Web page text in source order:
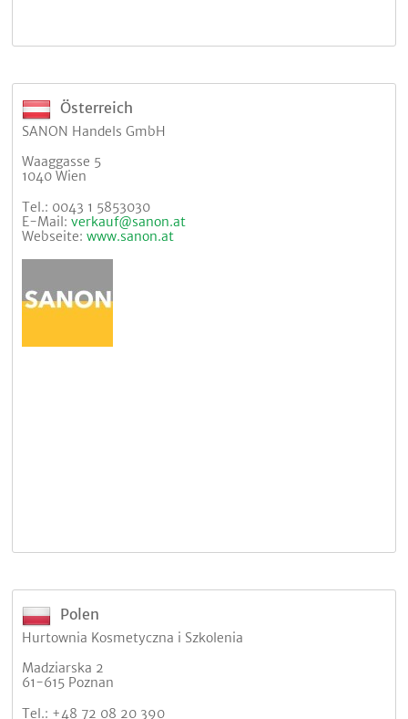
Österreich
SANON Handels GmbH
Waaggasse 5
1040 Wien
Tel.: 0043 1 5853030
E-Mail:verkauf@sanon.at
Webseite:www.sanon.at
Polen
Hurtownia Kosmetyczna i Szkolenia
Madziarska 2
61-615 Poznan
Tel.: +48 72 08 20 390